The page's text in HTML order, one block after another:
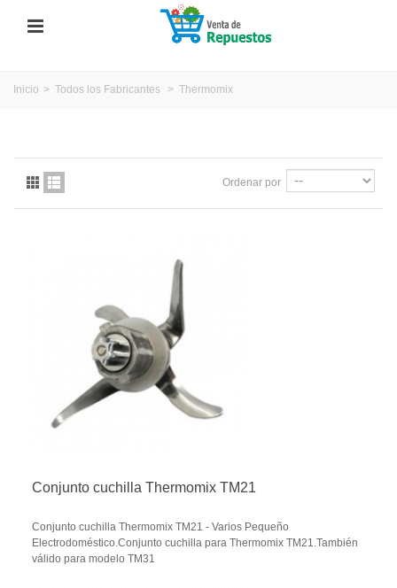
Inicio > Todos los Fabricantes > Thermomix
Ordenar por
Conjunto cuchilla Thermomix TM21
Conjunto cuchilla Thermomix TM21 - Varios Pequeño
Electrodoméstico.Conjunto cuchilla para Thermomix TM21.También
válido para modelo TM31